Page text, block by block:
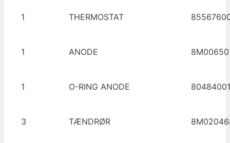
1 THERMOSTAT
1 ANODE
1 O-RING ANODE
3 TÆNDRØR